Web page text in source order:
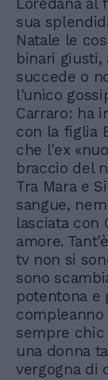
sua
Natale le
binari giusti,
succede o
l'unico
Carraro: ha
con la figlia
che l'ex
braccio del
Tra Mara e
sangue,
lasciata con
amore.
tv non si
sono
potentona e
sempre
una donna
vergogna di